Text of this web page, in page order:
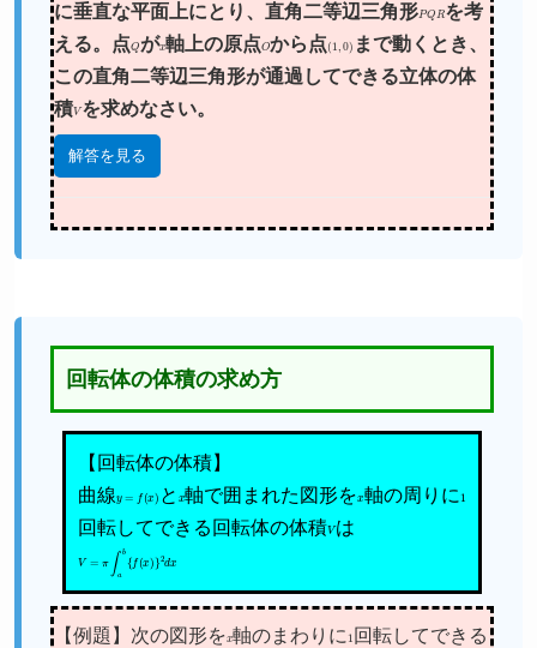
に垂直な平面上にとり、直角二等辺三角形PQ Rを考
える。点 Qがx軸上の原点Oから点 (1 0) まで動くとき、
この直角二等辺三角形が通過してできる立体の体
積Vを求めなさい。
解答を見る
回転体の体積の求め方
【回転体の体積】
曲線
x) と 軸で囲まれた図形を 軸の周りに 1
回転してできる回転体の体積Vは
V= b{f (x)} 2dx
【例題】次の図形を 軸のまわりに 1回転してできる